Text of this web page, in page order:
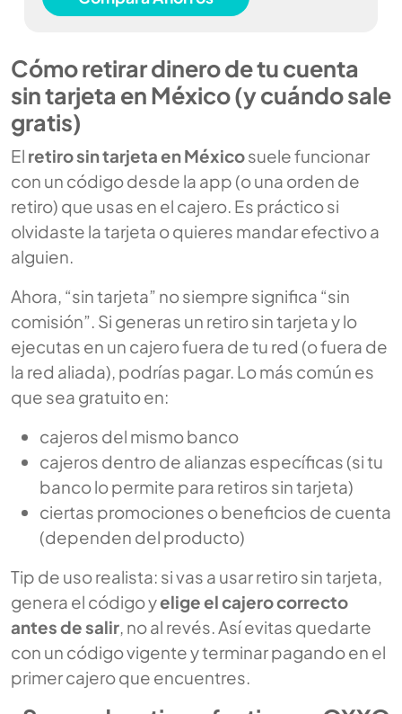
Cómo retirar dinero de tu cuenta
sin tarjeta en México (y cuándo sale
gratis)
El retiro sin tarjeta en Méxicosuele funcionar
con un código desde la app (o una orden de
retiro) que usas en el cajero. Es práctico si
olvidaste la tarjeta o quieres mandar efectivo a
alguien.
Ahora, “sin tarjeta” no siempre significa “sin
comisión”. Si generas un retiro sin tarjeta y lo
ejecutas en un cajero fuera de tu red (o fuera de
la red aliada), podrías pagar. Lo más común es
que sea gratuito en:
cajeros del mismo banco
cajeros dentro de alianzas específicas (si tu
banco lo permite para retiros sin tarjeta)
ciertas promociones o beneficios de cuenta
(dependen del producto)
Tip de uso realista: si vas a usar retiro sin tarjeta,
genera el código yelige el cajero correcto
antes de salir, no al revés. Así evitas quedarte
con un código vigente y terminar pagando en el
primer cajero que encuentres.